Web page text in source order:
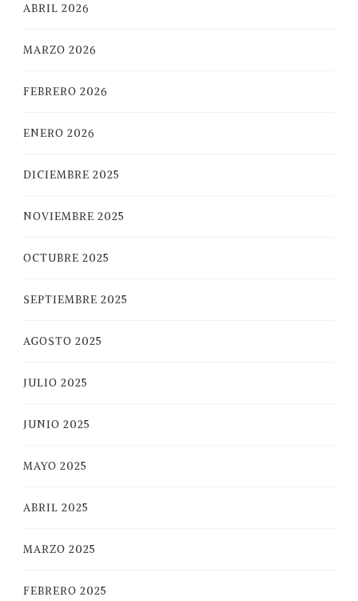
ABRIL 2026
MARZO 2026
FEBRERO 2026
ENERO 2026
DICIEMBRE 2025
NOVIEMBRE 2025
OCTUBRE 2025
SEPTIEMBRE 2025
AGOSTO 2025
JULIO 2025
JUNIO 2025
MAYO 2025
ABRIL 2025
MARZO 2025
FEBRERO 2025